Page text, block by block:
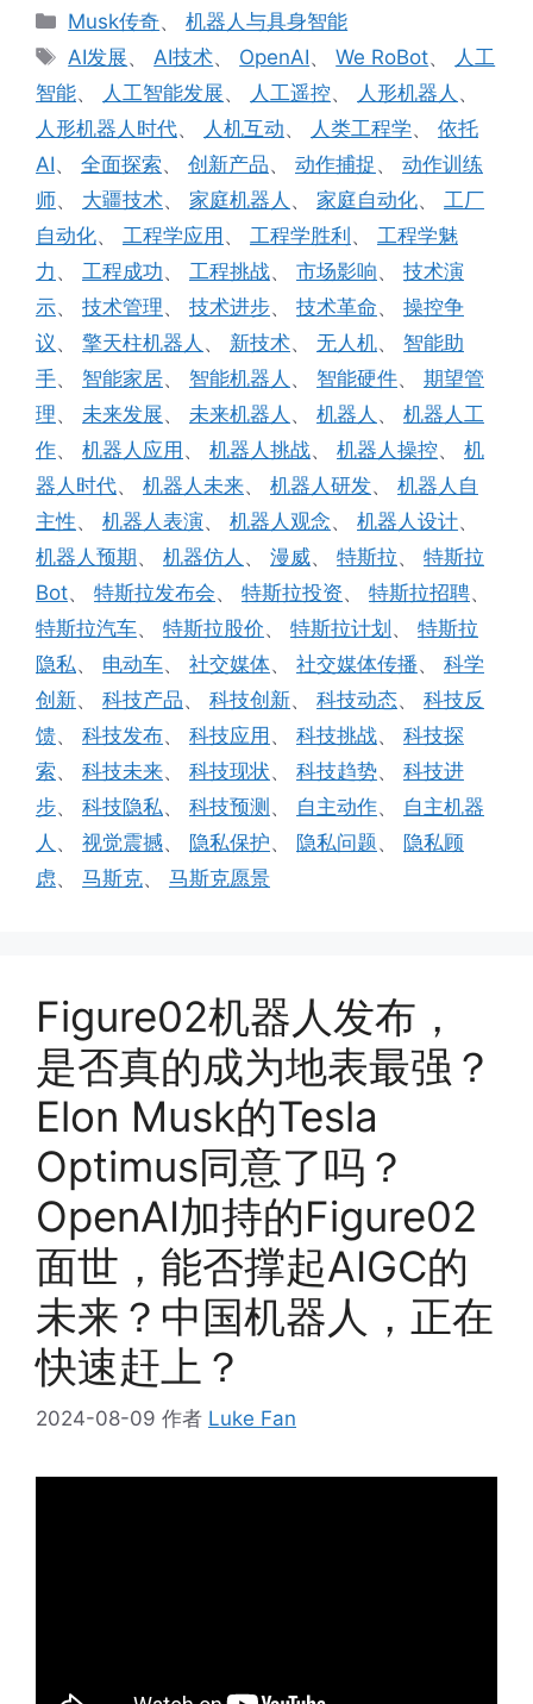
分
类
Musk传奇、机器人与具身智能
标
签
AI发展、 AI技术、 OpenAI、We RoBot、
人工
智能、 人工智能发展、 人工遥控、 人形机器人 、
人形机器人时代、 人机互动、 人类工程学、 依托
AI、 全面探索、 创新产品、 动作捕捉 、 动作训练
师、 大疆技术、 家庭机器人 、 家庭自动化、 工厂
自动化、 工程学应用 、 工程学胜利、 工程学魅
力 、 工程成功、 工程挑战、 市场影响、 技术演
示、 技术管理、 技术进步、 技术革命、 操控争
议 、 擎天柱机器人 、 新技术、 无人机、 智能助
手、 智能家居、 智能机器人 、 智能硬件、 期望管
理、 未来发展、 未来机器人 、 机器人 、 机器人工
作、 机器人应用 、 机器人挑战、 机器人操控、 机
器人时代、 机器人未来、 机器人研发、 机器人自
主性、 机器人表演、 机器人观念、 机器人设计、
机器人预期、 机器仿人 、 漫威、 特斯拉、 特斯拉
Bot、 特斯拉发布会、 特斯拉投资、 特斯拉招聘、
特斯拉汽车、 特斯拉股价、 特斯拉计划、 特斯拉
隐私、 电动车、 社交媒体、 社交媒体传播、 科学
创新、 科技产品、 科技创新、 科技动态、 科技反
馈、 科技发布、 科技应用 、 科技挑战、 科技探
索、 科技未来、 科技现状、 科技趋势、 科技进
步、 科技隐私、 科技预测、 自主动作、 自主机器
人 、 视觉震撼、 隐私保护、 隐私问题、 隐私顾
虑、 马斯克、 马斯克愿景
Figure02机器人发布，
是否真的成为地表最强？
Elon Musk的Tesla
Optimus同意了吗？
OpenAI加持的Figure02
面世，能否撑起AIGC的
未来？中国机器人，正在
快速赶上？
2024-08-09 作者 Luke Fan